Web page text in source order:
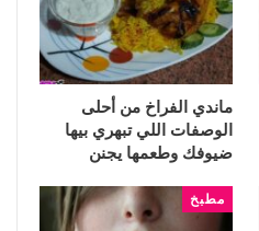
ماندي الفراخ من أحلى
الوصفات اللي تبهري بيها
ضيوفك وطعمها يجنن
مطبخ